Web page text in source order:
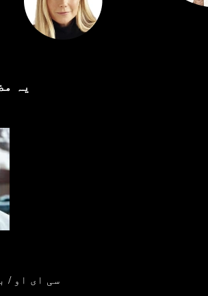
یہ
سی ای او /